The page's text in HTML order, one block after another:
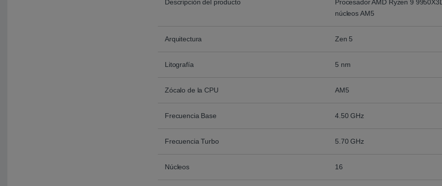
Descripción del producto
Procesador AMD Ryzen 9
núcleos AM5
Arquitectura Zen 5
Litografía 5 nm
Zócalo de la CPU AM5
Frecuencia Base 4.50 GHz
Frecuencia Turbo 5.70 GHz
Núcleos 16